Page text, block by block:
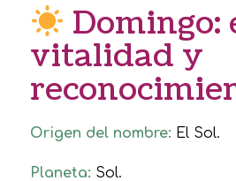
Domingo:
vitalidad y
Origen del nombre: El Sol.
Planeta: Sol.